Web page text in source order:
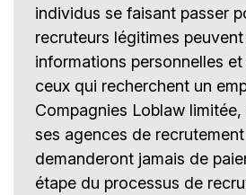
individus se faisant passer
recruteurs légitimes
informations personnelles
ceux qui recherchent un
Compagnies Loblaw
ses agences de
demanderont jamais de
étape du processus de